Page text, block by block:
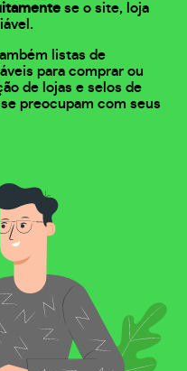
se o site, loja
listas de
para comprar ou
de lojas e selos de
preocupam com seus